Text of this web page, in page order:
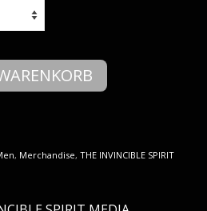
, Merchandise, THE INVINCIBLE SPIRIT